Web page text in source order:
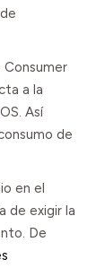
a la
Así
de
en el
de exigir la
De